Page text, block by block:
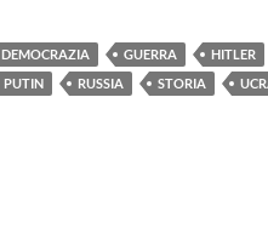
DEMOCRAZIA GUERRA HITLER
PUTIN RUSSIA STORIA